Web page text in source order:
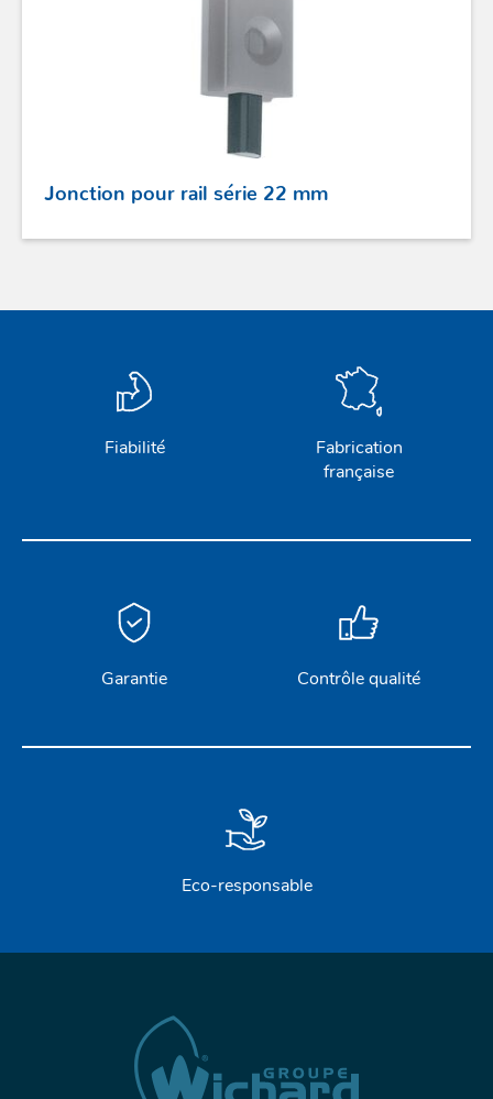
Jonction pour rail série 22 mm
Fiabilité
Fabrication
française
Garantie Contrôle qualité
Eco-responsable